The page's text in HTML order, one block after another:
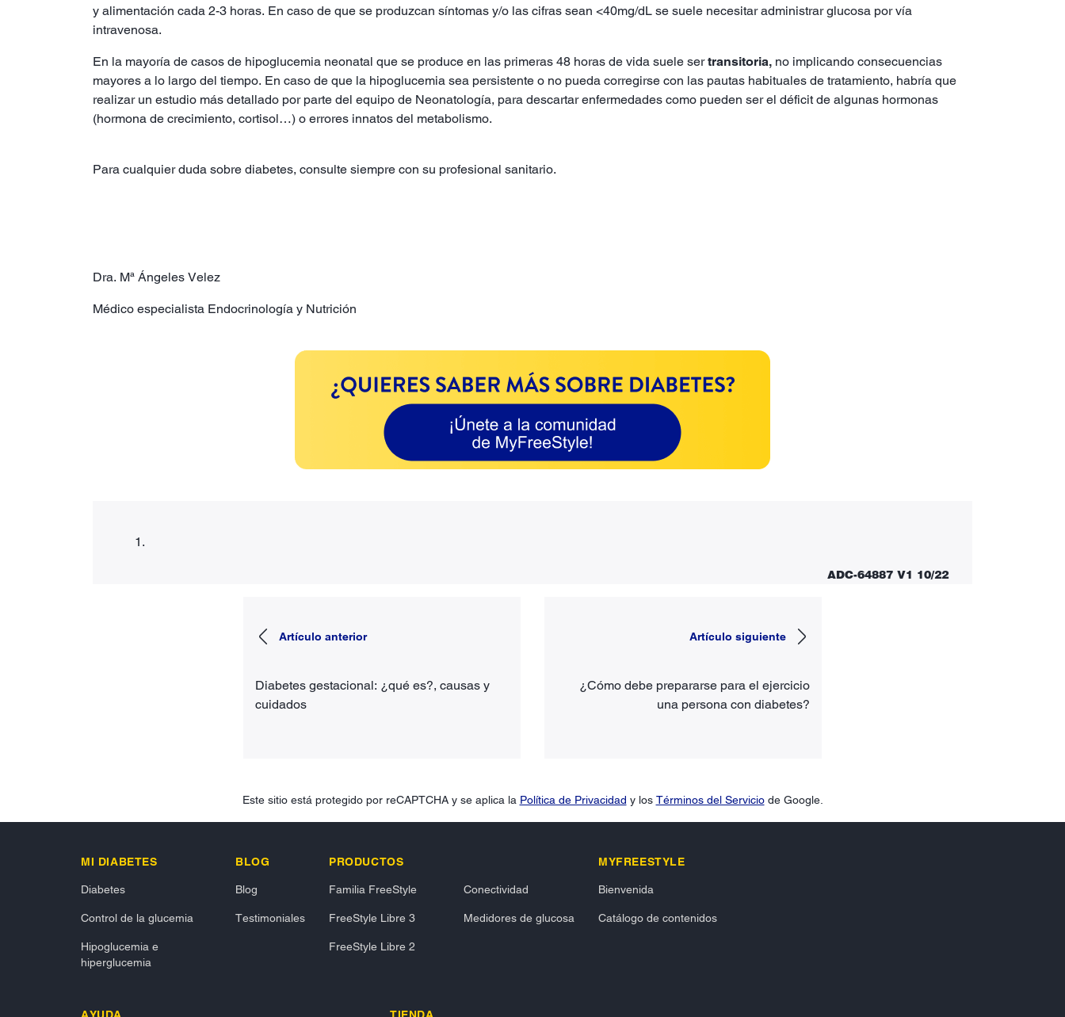
y alimentación cada 2-3 horas. En caso de que se produzcan síntomas y/o las cifras sean <40mg/dL se suele necesitar administrar glucosa por vía
intravenosa.
En la mayoría de casos de hipoglucemia neonatal que se produce en las primeras 48 horas de vida suele sertransitoria, no implicando consecuencias
mayores a lo largo del tiempo. En caso de que la hipoglucemia sea persistente o no pueda corregirse con las pautas habituales de tratamiento, habría que
realizar un estudio más detallado por parte del equipo de Neonatología, para descartar enfermedades como pueden ser el déficit de algunas hormonas
(hormona de crecimiento, cortisol…) o errores innatos del metabolismo.
Para cualquier duda sobre diabetes, consulte siempre con su profesional sanitario.
Dra. Mª Ángeles Velez
Médico especialista Endocrinología y Nutrición
ADC-64887 V1 10/22
Artículo anterior
Diabetes gestacional: ¿qué es?, causas y
cuidados
Artículo siguiente
¿Cómo debe prepararse para el ejercicio
una persona con diabetes?
Este sitio está protegido por reCAPTCHA y se aplica la Política de Privacidad y los Términos del Serviciode Google.
MI DIABETES
Diabetes
Control de la glucemia
Hipoglucemia e
hiperglucemia
BLOG
Blog
Testimoniales
PRODUCTOS
Familia FreeStyle
FreeStyle Libre 3
FreeStyle Libre 2
Conectividad
Medidores de glucosa
MYFREESTYLE
Bienvenida
Catálogo de contenidos